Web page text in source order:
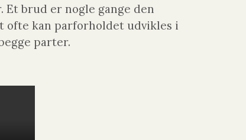
Et brud er nogle gange den
ofte kan parforholdet udvikles i
parter.